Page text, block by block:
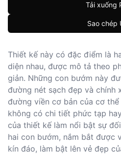
Tải xuống
Sao chép
Thiết kế này có đặc điểm là
diện nhau, được mô tả theo
giản. Những con bướm này
đường nét sạch đẹp và chính
đường viền cơ bản của cơ
không có chi tiết phức tạp
của thiết kế làm nổi bật sự
hai con bướm, nắm bắt được
kín đáo, làm bật lên vẻ đẹp